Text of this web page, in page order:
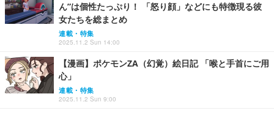
ん”は個性たっぷり！ 「怒り顔」などにも特徴現る彼
女たちを総まとめ
連載・特集
2025.11.2 Sun 14:00
【漫画】ポケモンZA（幻覚）絵日記 「喉と手首にご用
心」
連載・特集
2025.11.2 Sun 9:00